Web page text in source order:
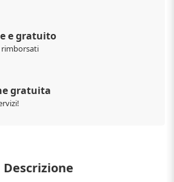
e gratuito
gratuita
Descrizione